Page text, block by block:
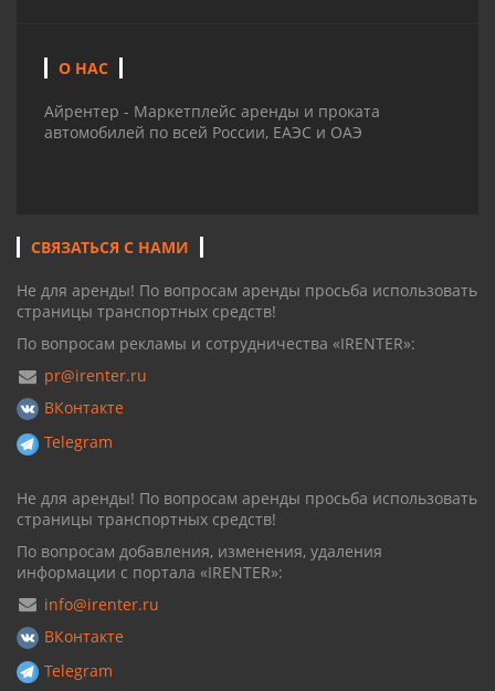
О НАС
Айрентер - Маркетплейс аренды и проката
автомобилей по всей России, ЕАЭС и ОАЭ
СВЯЗАТЬСЯ С НАМИ
Не для аренды! По вопросам аренды просьба использовать
страницы транспортных средств!
По вопросам рекламы и сотрудничества «IRENTER»:
pr@irenter.ru
ВКонтакте
Telegram
Не для аренды! По вопросам аренды просьба использовать
страницы транспортных средств!
По вопросам добавления, изменения, удаления
информации с портала «IRENTER»:
info@irenter.ru
ВКонтакте
Telegram